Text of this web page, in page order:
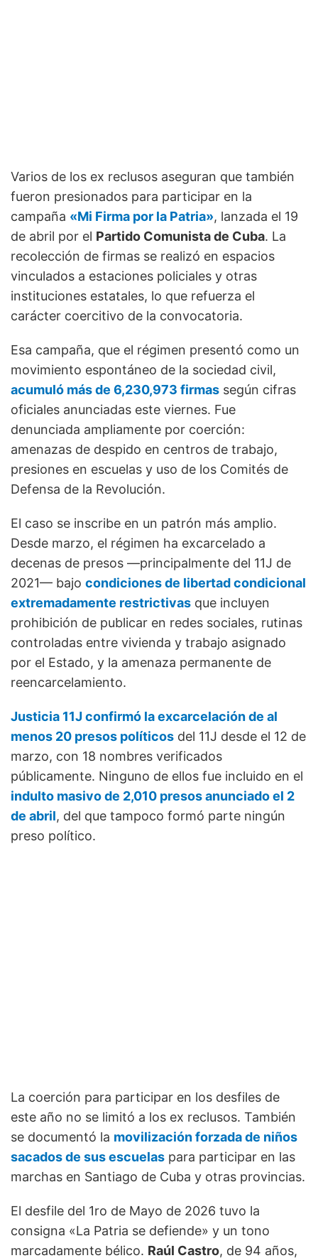
Varios de los ex reclusos aseguran que también
fueron presionados para participar en la
campaña «Mi Firma por la Patria», lanzada el 19
de abril por el Partido Comunista de Cuba. La
recolección de firmas se realizó en espacios
vinculados a estaciones policiales y otras
instituciones estatales, lo que refuerza el
carácter coercitivo de la convocatoria.
Esa campaña, que el régimen presentó como un
movimiento espontáneo de la sociedad civil,
acumuló más de 6,230,973 firmas según cifras
oficiales anunciadas este viernes. Fue
denunciada ampliamente por coerción:
amenazas de despido en centros de trabajo,
presiones en escuelas y uso de los Comités de
Defensa de la Revolución.
El caso se inscribe en un patrón más amplio.
Desde marzo, el régimen ha excarcelado a
decenas de presos —principalmente del 11J de
2021— bajo condiciones de libertad condicional
extremadamente restrictivas que incluyen
prohibición de publicar en redes sociales, rutinas
controladas entre vivienda y trabajo asignado
por el Estado, y la amenaza permanente de
reencarcelamiento.
Justicia 11J confirmó la excarcelación de al
menos 20 presos políticos del 11J desde el 12 de
marzo, con 18 nombres verificados
públicamente. Ninguno de ellos fue incluido en el
indulto masivo de 2,010 presos anunciado el 2
de abril, del que tampoco formó parte ningún
preso político.
La coerción para participar en los desfiles de
este año no se limitó a los ex reclusos. También
se documentó la movilización forzada de niños
sacados de sus escuelas para participar en las
marchas en Santiago de Cuba y otras provincias.
El desfile del 1ro de Mayo de 2026 tuvo la
consigna «La Patria se defiende» y un tono
marcadamente bélico. Raúl Castro, de 94 años,